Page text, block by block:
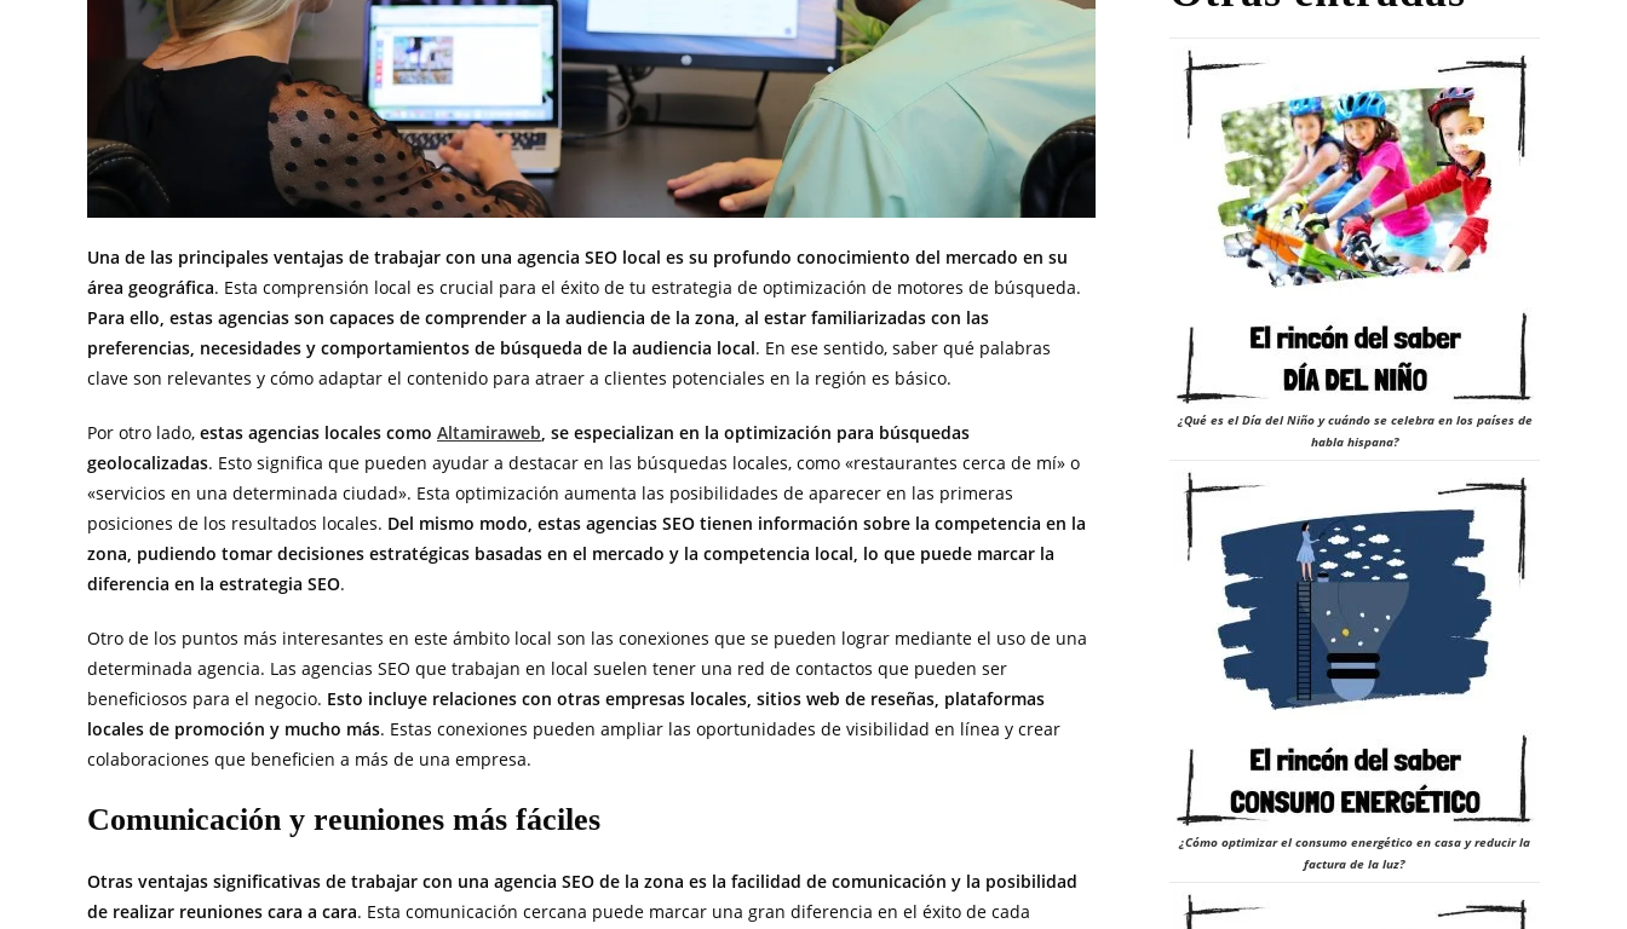
Una de las principales ventajas de trabajar con una agencia SEO local es su profundo conocimiento del mercado en su
área geográfica. Esta comprensión local es crucial para el éxito de tu estrategia de optimización de motores de búsqueda.
Para ello, estas agencias son capaces de comprender a la audiencia de la zona, al estar familiarizadas con las
preferencias, necesidades y comportamientos de búsqueda de la audiencia local. En ese sentido, saber qué palabras
clave son relevantes y cómo adaptar el contenido para atraer a clientes potenciales en la región es básico.
Por otro lado, estas agencias locales como Altamiraweb, se especializan en la optimización para búsquedas
geolocalizadas. Esto significa que pueden ayudar a destacar en las búsquedas locales, como «restaurantes cerca de mí» o
«servicios en una determinada ciudad». Esta optimización aumenta las posibilidades de aparecer en las primeras
posiciones de los resultados locales. Del mismo modo, estas agencias SEO tienen información sobre la competencia en la
zona, pudiendo tomar decisiones estratégicas basadas en el mercado y la competencia local, lo que puede marcar la
diferencia en la estrategia SEO.
Otro de los puntos más interesantes en este ámbito local son las conexiones que se pueden lograr mediante el uso de una
determinada agencia. Las agencias SEO que trabajan en local suelen tener una red de contactos que pueden ser
beneficiosos para el negocio. Esto incluye relaciones con otras empresas locales, sitios web de reseñas, plataformas
locales de promoción y mucho más. Estas conexiones pueden ampliar las oportunidades de visibilidad en línea y crear
colaboraciones que beneficien a más de una empresa.
Comunicación y reuniones más fáciles
Otras ventajas significativas de trabajar con una agencia SEO de la zona es la facilidad de comunicación y la posibilidad
de realizar reuniones cara a cara. Esta comunicación cercana puede marcar una gran diferencia en el éxito de cada
¿Qué es el Día del Niño y cuándo se celebra en los países de
habla hispana?
¿Cómo optimizar el consumo energético en casa y reducir la
factura de la luz?